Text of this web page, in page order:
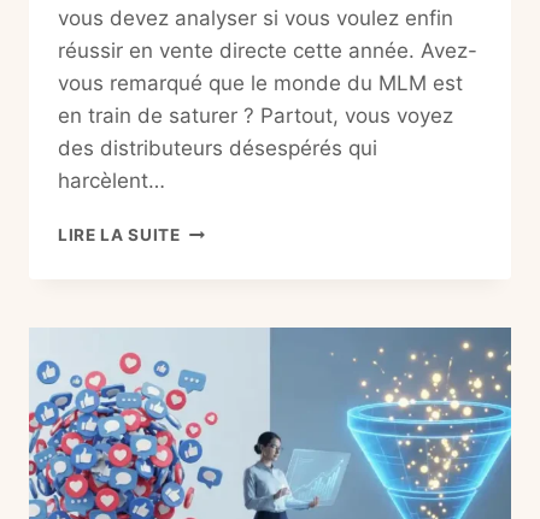
vous devez analyser si vous voulez enfin
réussir en vente directe cette année. Avez-
vous remarqué que le monde du MLM est
en train de saturer ? Partout, vous voyez
des distributeurs désespérés qui
harcèlent…
LIRE LA SUITEMEILLEUR
:
GUIDE
INFAILLIBLE
POUR
RÉUSSIR
SANS
HARCÈLEMENT